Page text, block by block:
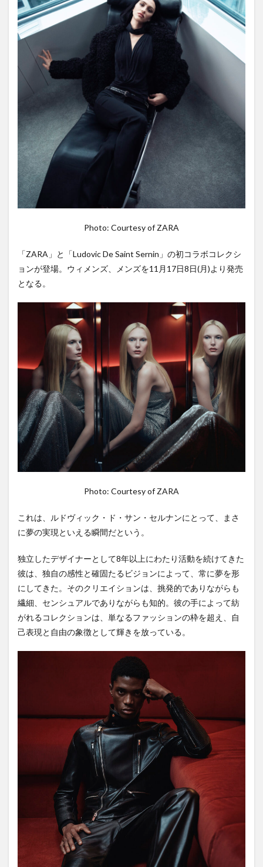
Photo: Courtesy of ZARA
「ZARA」と「Ludovic De Saint Sernin」の初コラボコレクシ
ョンが登場。ウィメンズ、メンズを11月17日8日(月)より発売
となる。
Photo: Courtesy of ZARA
これは、ルドヴィック・ド・サン・セルナンにとって、まさ
に夢の実現といえる瞬間だという。
独立したデザイナーとして8年以上にわたり活動を続けてきた
彼は、独自の感性と確固たるビジョンによって、常に夢を形
にしてきた。そのクリエイションは、挑発的でありながらも
繊細、センシュアルでありながらも知的。彼の手によって紡
がれるコレクションは、単なるファッションの枠を超え、自
己表現と自由の象徴として輝きを放っている。